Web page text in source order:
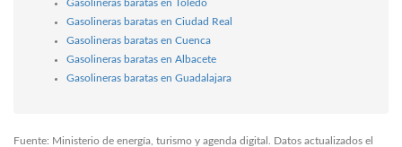
Gasolineras baratas en Toledo
Gasolineras baratas en Ciudad Real
Gasolineras baratas en Cuenca
Gasolineras baratas en Albacete
Gasolineras baratas en Guadalajara
Fuente: Ministerio de energía, turismo y agenda digital. Datos actualizados el